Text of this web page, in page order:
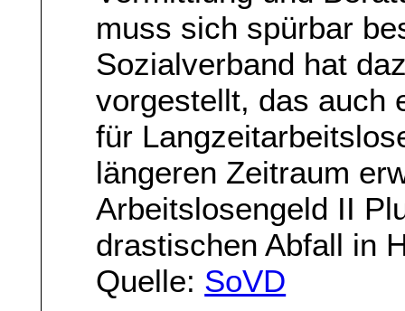
muss sich spürbar
Sozialverband hat
vorgestellt, das auch
für
längeren Zeitraum
Arbeitslosengeld II
drastischen Abfall in
Quelle: SoVD